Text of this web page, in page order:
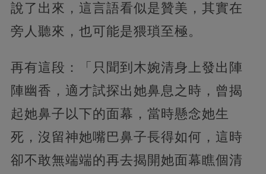
說了出來，這言語看似是贊美，其實在
旁人聽來，也可能是猥瑣至極。
再有這段：「只聞到木婉清身上發出陣
陣幽香，適才試探出她鼻息之時，曾揭
起她鼻子以下的面幕，當時懸念她生
死，沒留神她嘴巴鼻子長得如何，這時
卻不敢無端端的再去揭開她面幕瞧個清